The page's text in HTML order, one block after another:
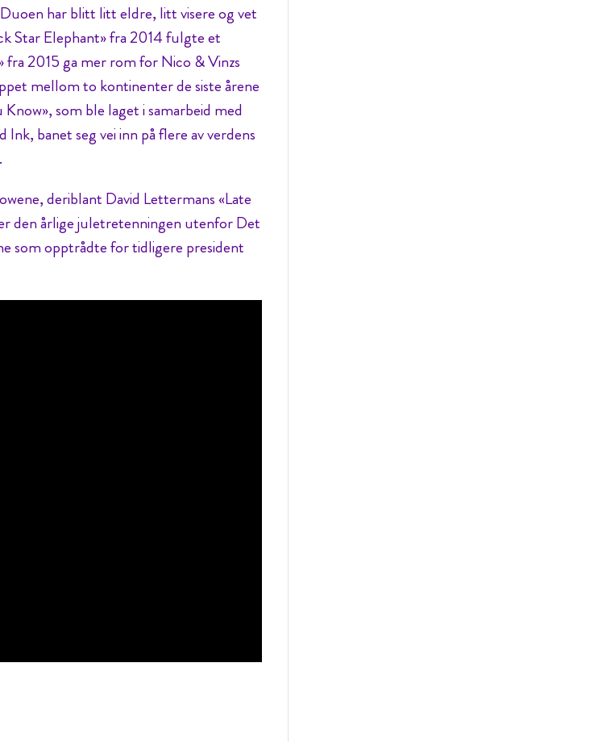
har blitt litt eldre, litt visere og vet
Star Elephant» fra 2014 fulgte et
2015 ga mer rom for Nico & Vinzs
mellom to kontinenter de siste årene
som ble laget i samarbeid med
banet seg vei inn på flere av verdens
deriblant David Lettermans «Late
den årlige juletretenningen utenfor Det
som opptrådte for tidligere president